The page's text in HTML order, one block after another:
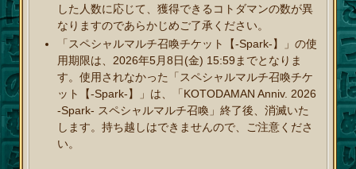
した人数に応じて、獲得できるコトダマンの数が異
なりますのであらかじめご了承ください。
「スペシャルマルチ召喚チケット【-Spark-】」の使
用期限は、2026年5月8日(金) 15:59までとなりま
す。使用されなかった「スペシャルマルチ召喚チケ
ット【-Spark-】」は、「KOTODAMAN Anniv. 2026
-Spark- スペシャルマルチ召喚」終了後、消滅いた
します。持ち越しはできませんので、ご注意くださ
い。